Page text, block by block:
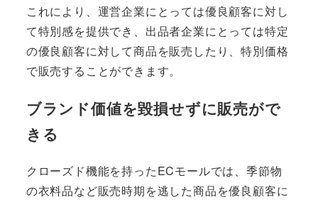
これにより、運営企業にとっては優良顧客に対し
て特別感を提供でき、出品者企業にとっては特定
の優良顧客に対して商品を販売したり、特別価格
で販売することができます。
ブランド価値を毀損せずに販売がで
きる
クローズド機能を持ったECモールでは、季節物
の衣料品など販売時期を逃した商品を優良顧客に